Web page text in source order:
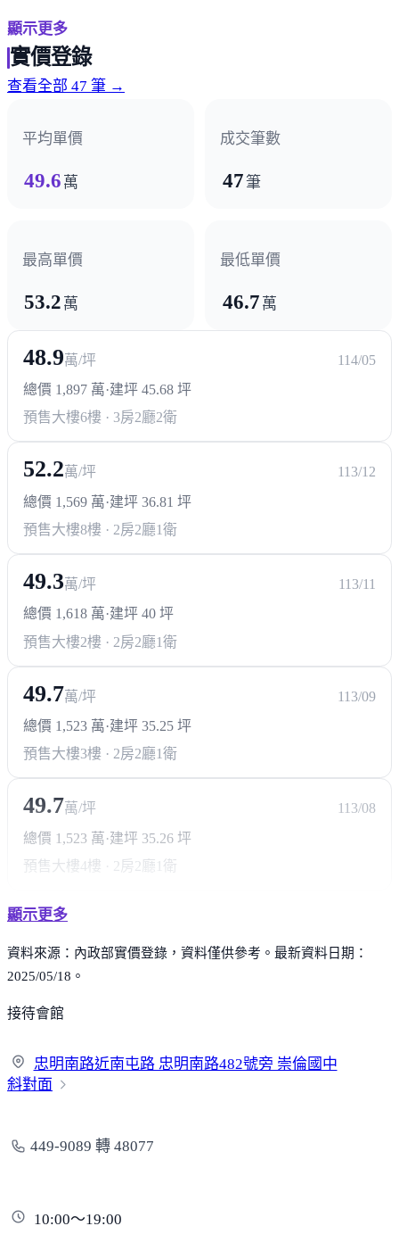
熱門商圈
顯示更多
實價登錄
查看全部 47 筆 →
平均單價
49.6 萬
成交筆數
47筆
最高單價
53.2 萬
最低單價
46.7 萬
48.9萬/坪
114/05
總價 1,897 萬·建坪 45.68 坪
預售大樓6樓 · 3房2廳2衛
52.2萬/坪
113/12
總價 1,569 萬·建坪 36.81 坪
預售大樓8樓 · 2房2廳1衛
49.3萬/坪
113/11
總價 1,618 萬·建坪 40 坪
預售大樓2樓 · 2房2廳1衛
49.7萬/坪
113/09
總價 1,523 萬·建坪 35.25 坪
預售大樓3樓 · 2房2廳1衛
49.7萬/坪
113/08
總價 1,523 萬 ·建坪 35.26 坪
預售大樓4樓 · 2房2廳1衛
顯示更多
資料來源：內政部實價登錄，資料僅供參考。最新資料日期：
2025/05/18。
接待會館
忠明南路近南屯路 忠明南路482號旁 崇倫國中
斜對面
449-9089 轉 48077
10:00～19:00